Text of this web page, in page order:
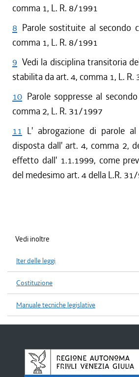
comma 1, L. R. 8/1991
8 Parole sostituite al secondo
comma 1, L. R. 8/1991
9 Vedi la disciplina transitoria
stabilita da art. 4, comma 1, L.
10 Parole soppresse al
comma 2, L. R. 31/1997
11 L' abrogazione di parole al
disposta dall' art. 4, comma 2,
effetto dall' 1.1.1999, come
del medesimo art. 4 della L.R.
Vedi inoltre
Iter delle leggi
Costituzione
Manuale tecniche legislative